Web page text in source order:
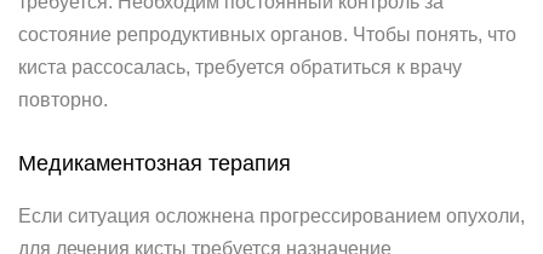
состояние репродуктивных органов. Чтобы понять, что
киста рассосалась, требуется обратиться к врачу
повторно.
Медикаментозная терапия
Если ситуация осложнена прогрессированием опухоли,
для лечения кисты требуется назначение